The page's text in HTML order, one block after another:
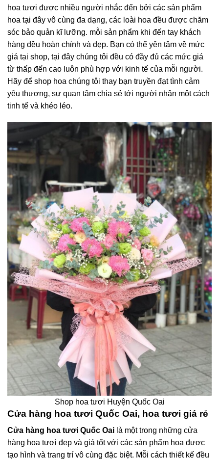
hoa tươi được nhiều người nhắc đến bởi các sản phẩm
hoa tại đây vô cùng đa dạng, các loài hoa đều được chăm
sóc bảo quản kĩ lưỡng. mỗi sản phẩm khi đến tay khách
hàng đều hoàn chỉnh và đẹp. Bạn có thể yên tâm về mức
giá tại shop, tại đây chúng tôi đều có đầy đủ các mức giá
từ thấp đến cao luôn phù hợp với kinh tế của mỗi người.
Hãy để shop hoa chúng tôi thay bạn truyền đạt tình cảm
yêu thương, sự quan tâm chia sẻ tới người nhận một cách
tinh tế và khéo léo.
Shop hoa tươi Huyện Quốc Oai
Cửa hàng hoa tươi Quốc Oai, hoa tươi giá rẻ
Cửa hàng hoa tươi Quốc Oai là một trong những cửa
hàng hoa tươi đẹp và giá tốt với các sản phẩm hoa được
tạo hình và trang trí vô cùng đặc biệt. Mỗi cách thiết kế đều